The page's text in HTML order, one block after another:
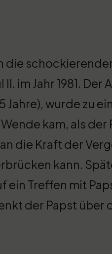
die
II. im Jahr 1981.
Jahre), wurde zu
kam, als der
die Kraft der
kann.
Treffen mit
der Papst über